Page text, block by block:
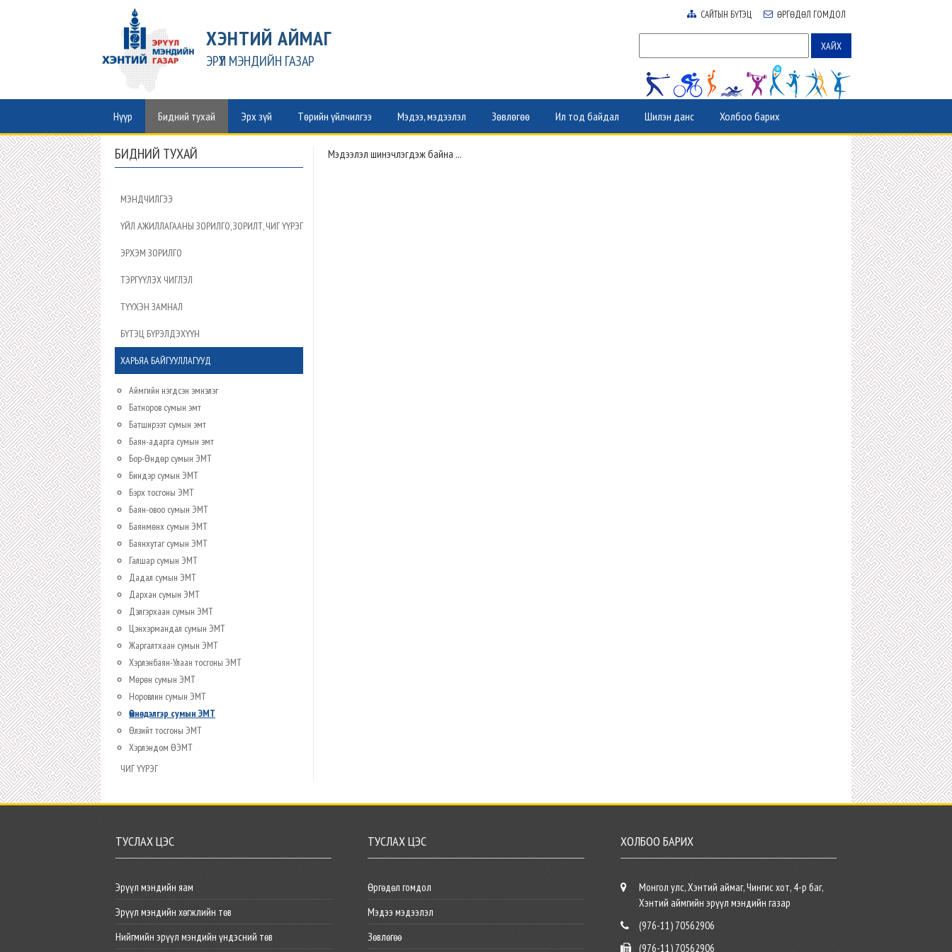
ХЭНТИЙ АЙМАГ
ЭРҮҮЛ МЭНДИЙН ГАЗАР
САЙТЫН БҮТЭЦ ӨРГӨДӨЛ ГОМДОЛ
Нүүр Бидний тухай Эрх зүй Төрийн үйлчилгээ Мэдээ, мэдээлэл Зөвлөгөө Ил тод байдал Шилэн данс Холбоо барих
БИДНИЙ ТУХАЙ
МЭНДЧИЛГЭЭ
ҮЙЛ АЖИЛЛАГААНЫ ЗОРИЛГО, ЗОРИЛТ, ЧИГ ҮҮРЭГ
ЭРХЭМ ЗОРИЛГО
ТЭРГҮҮЛЭХ ЧИГЛЭЛ
ТҮҮХЭН ЗАМНАЛ
БҮТЭЦ БҮРЭЛДЭХҮҮН
ХАРЬЯА БАЙГУУЛЛАГУУД
Аймгийн нэгдсэн эмнэлэг
Батноров сумын эмт
Батширээт сумын эмт
Баян-адарга сумын эмт
Бор-Өндөр сумын ЭМТ
Биндэр сумын ЭМТ
Бэрх тосгоны ЭМТ
Баян-овоо сумын ЭМТ
Баянмөнх сумын ЭМТ
Баянхутаг сумын ЭМТ
Галшар сумын ЭМТ
Дадал сумын ЭМТ
Дархан сумын ЭМТ
Дэлгэрхаан сумын ЭМТ
Цэнхэрмандал сумын ЭМТ
Жаргалтхаан сумын ЭМТ
Хэрлэнбаян-Улаан тосгоны ЭМТ
Мөрөн сумын ЭМТ
Норовлин сумын ЭМТ
Өмнөдэлгэр сумын ЭМТ
Өлзийт тосгоны ЭМТ
Хэрлэндом ӨЭМТ
ЧИГ ҮҮРЭГ
Мэдээлэл шинэчлэгдэж байна ...
ТУСЛАХ ЦЭС
Эрүүл мэндийн яам
Эрүүл мэндийн хөгжлийн төв
Нийгмийн эрүүл мэндийн үндэсний төв
ТУСЛАХ ЦЭС
Өргөдөл гомдол
Мэдээ мэдээлэл
Зөвлөгөө
ХОЛБОО БАРИХ
Монгол улс, Хэнтий аймаг, Чингис хот, 4-р баг,
Хэнтий аймгийн эрүүл мэндийн газар
(976-11) 70562906
(976-11) 70562906